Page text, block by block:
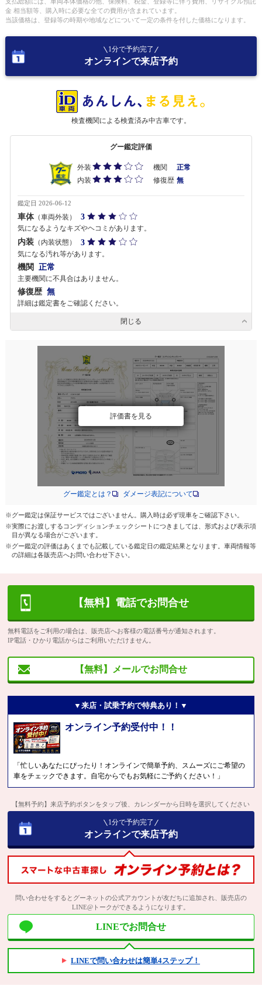
金 相当額等、購入時に必要な全ての費用が含まれています。
当該価格は、登録等の時期や地域などについて一定の条件を付した価格になります。
1分で予約完了
オンラインで来店予約
検査機関による検査済み中古車です。
グー鑑定評価
外装 機関
正常
内装
修復歴 無
鑑定日 2026-06-12
車体（車両外装） 3
気になるようなキズやヘコミがあります。
内装 （内装状態） 3
気になる汚れ等があります。
機関 正常
主要機関に不具合はありません。
修復歴 無
詳細は鑑定書をご確認ください。
閉じる
評価書を見る
グー鑑定とは？ ダメージ表記について
※グー鑑定は保証サービスではございません。購入時は必ず現車をご確認下さい。
※実際にお渡しするコンディションチェックシートにつきましては、形式および表示項
目が異なる場合がございます。
※グー鑑定の評価はあくまでも記載している鑑定日の鑑定結果となります。車両情報等
の詳細は各販売店へお問い合わせ下さい。
【無料】電話でお問合せ
無料電話をご利用の場合は、販売店へお客様の電話番号が通知されます。
IP電話・ひかり電話からはご利用いただけません。
【無料】メールでお問合せ
▼来店・試乗予約で特典あり！▼
オンライン予約受付中！！
「忙しいあなたにぴったり！オンラインで簡単予約、スムーズにご希望の
車をチェックできます。自宅からでもお気軽にご予約ください！」
【無料予約】来店予約ボタンをタップ後、カレンダーから日時を選択してください
1分で予約完了
オンラインで来店予約
問い合わせをするとグーネットの公式アカウントが友だちに追加され、販売店の
LINE@トークができるようになります。
LINEでお問合せ
LINEで問い合わせは簡単4ステップ！